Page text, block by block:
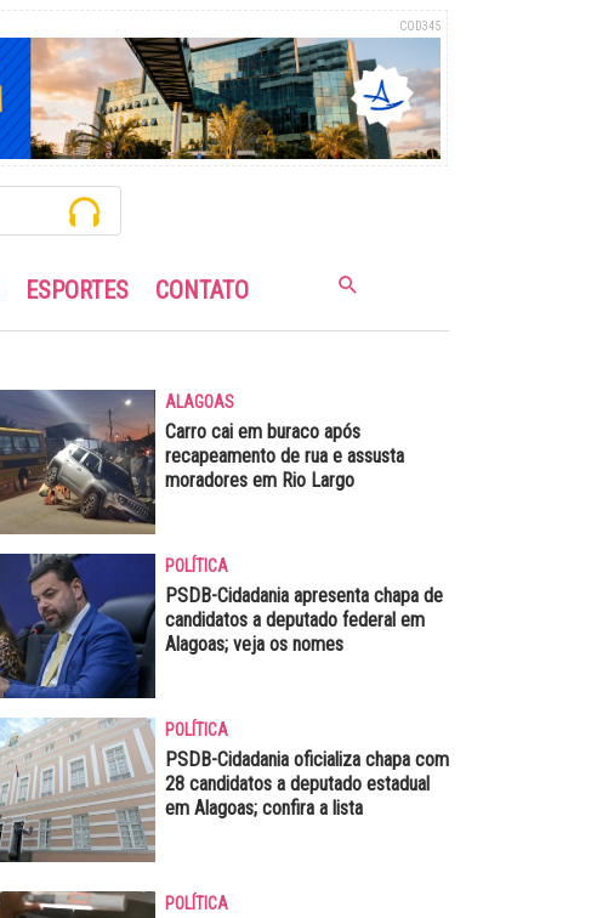
COD345
ESPORTES CONTATO
ALAGOAS
Carro cai em buraco após
recapeamento de rua e assusta
moradores em Rio Largo
POLÍTICA
PSDB-Cidadania apresenta chapa de
candidatos a deputado federal em
Alagoas; veja os nomes
POLÍTICA
PSDB-Cidadania oficializa chapa com
28 candidatos a deputado estadual
em Alagoas; confira a lista
POLÍTICA